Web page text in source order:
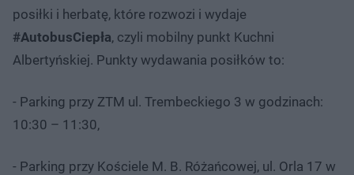
posiłki i herbatę, które rozwozi i wydaje
#AutobusCiepła, czyli mobilny punkt Kuchni
Albertyńskiej. Punkty wydawania posiłków to:
- Parking przy ZTM ul. Trembeckiego 3 w godzinach:
10:30 – 11:30,
- Parking przy Kościele M. B. Różańcowej, ul. Orla 17 w